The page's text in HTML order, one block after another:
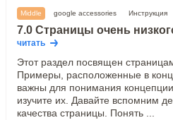
Middle google accessories Инструкция
7.0 Страницы очень
читать
Этот раздел посвящен
Примеры, расположенные в
важны для понимания
изучите их. Давайте вспомним
качества страницы. Понять ...